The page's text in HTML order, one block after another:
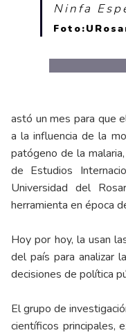
Ninfa
astó un mes para que
a la influencia de la
patógeno de la
de Estudios
Universidad del
herramienta en época
Hoy por hoy, la usan
del país para analizar
decisiones de política
El grupo de
científicos principales,